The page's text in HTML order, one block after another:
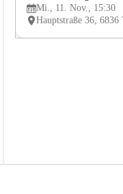
Mi., 11. Nov., 15:30